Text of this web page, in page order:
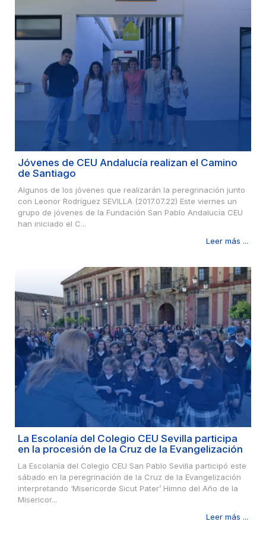
Jóvenes de CEU Andalucía realizan el Camino
de Santiago
Algunos de los jóvenes que realizarán la peregrinación junto
con Leonor Rodríguez SEVILLA (2017.07.22) Este viernes un
grupo de jóvenes de la Fundación San Pablo Andalucía CEU
han iniciado el C...
Leer más ...
La Escolanía del Colegio CEU Sevilla participa
en la procesión de la Cruz de la Evangelización
La Escolanía del Colegio CEU San Pablo Sevilla participó este
sábado en la peregrinación de la Cruz de la Evangelización
interpretando ‘Misericorde Sicut Pater’ Himno del Año de la
Misericor...
Leer más ...